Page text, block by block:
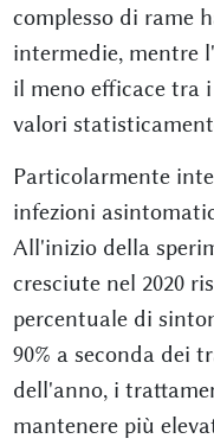
complesso di rame
intermedie, mentre
il meno efficace tra
valori
Particolarmente
infezioni
All'inizio della
cresciute nel 2020
percentuale di
90% a seconda dei
dell'anno, i
mantenere più